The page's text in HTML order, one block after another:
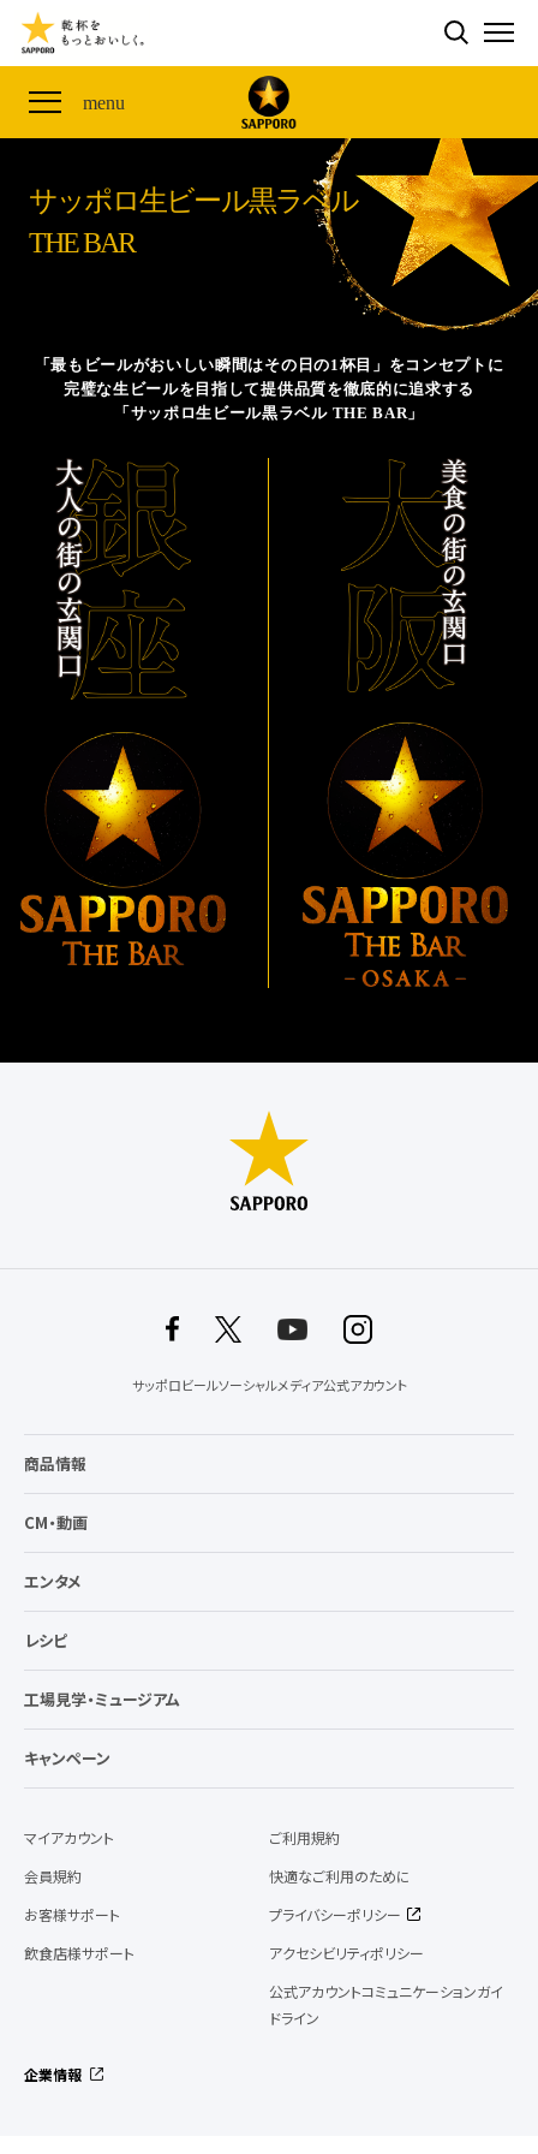
検索する
menu
THE PERFECT 黒ラベル WAGON 出展FES
ザ・パーフェクト黒ラベル アワード
「満天☆青空レストラン」コラボキャンペーン
山本由伸選手応援プロジェクト「GET A STAR
YOSHINOBU」
黒ラベル×『エヴァンゲリオン』30th Anniv.
サッポロ生ビール黒ラベル 『THE STAR JAM』
「丸くなるな、☆星になれ。」限定デザイン缶数量限
定発売
サッポロ生ビール黒ラベル THE SHOP
CLUB 黒ラベル
サッポロ生ビール黒ラベル
オカズデザインが提案する
ザ・パーフェクト黒ラベル
サッポロ生ビール黒ラベル THE BAR
ザ・パーフェクト黒ラベルが飲めるお店
CLUB 黒ラベル
サッポロ生ビール黒ラベル
THE BAR
「最もビールがおいしい瞬間はその日の1杯目」をコンセプトに
完璧な生ビールを目指して提供品質を徹底的に追求する
「サッポロ生ビール黒ラベル THE BAR」
サッポロビールソーシャルメディア公式アカウント
商品情報
CM・動画
エンタメ
レシピ
工場見学・ミュージアム
キャンペーン
マイアカウント
会員規約
お客様サポート
飲食店様サポート
ご利用規約
快適なご利用のために
プライバシーポリシー
アクセシビリティポリシー
公式アカウントコミュニケーションガイ
ドライン
企業情報